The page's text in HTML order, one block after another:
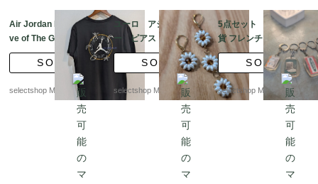
Air Jordan For The Lo
ve of The Game ブラ
ック tシャツ-メンズ lar
ge ナイキSOLD
selectshop Merci.
ユーロ アシンメトリ
ー ピアス フレンチ
フックタイプ フラワ
ー ゴールドトーン
ビーズ
SOLD
selectshop Merci.
5点セット フランス雑
貨 フレンチキーホルダ
ー ヴィンテージ ven
SOLD
selectshop Merci.